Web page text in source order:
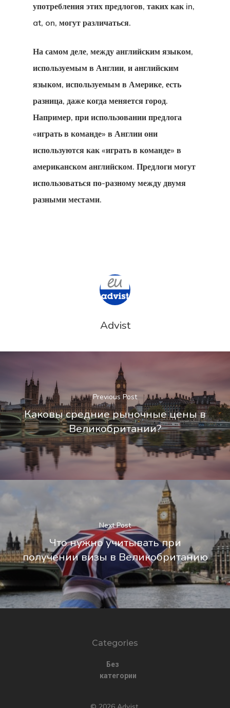
употребления этих предлогов, таких как in,
at, on, могут различаться.
На самом деле, между английским языком,
используемым в Англии, и английским
языком, используемым в Америке, есть
разница, даже когда меняется город.
Например, при использовании предлога
«играть в команде» в Англии они
используются как «играть в команде» в
американском английском. Предлоги могут
использоваться по-разному между двумя
разными местами.
Advist
Previous Post
Каковы средние рыночные цены в
Великобритании?
Next Post
Что нужно учитывать при
получении визы в Великобританию
Categories
Без
категории